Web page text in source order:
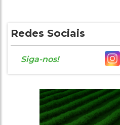
Redes Sociais
Siga-nos!